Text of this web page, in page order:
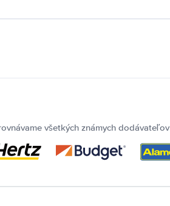
všetkých známych dodávateľov